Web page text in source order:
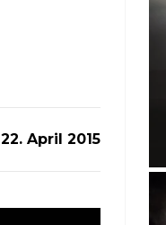
22. April 2015